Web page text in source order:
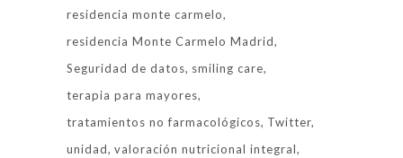
residencia monte carmelo
residencia Monte Carmelo Madrid
Seguridad de datos smiling care
terapia para mayores
tratamientos no farmacológicos Twitter
unidad valoración nutricional integral